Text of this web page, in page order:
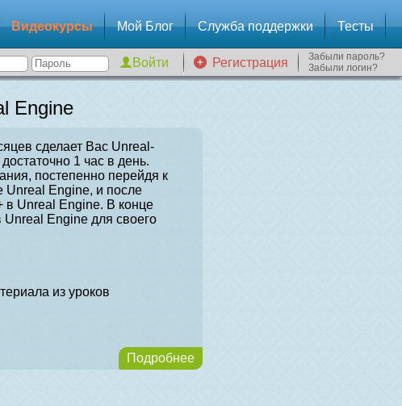
Видеокурсы Мой Блог Служба поддержки Тесты
Регистрация
Забыли пароль?
Забыли логин?
Engine
сделает Вас Unreal-
1 час в день.
постепенно перейдя к
Unreal Engine, и после
в Unreal Engine. В конце
Unreal Engine для своего
из уроков
Подробнее